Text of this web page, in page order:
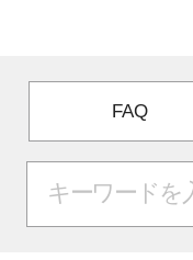
FAQ